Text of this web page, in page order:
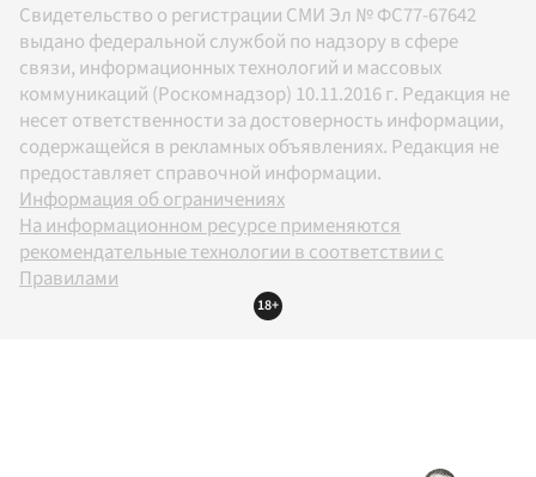
Свидетельство о регистрации СМИ Эл № ФС77-67642
выдано федеральной службой по надзору в сфере
связи, информационных технологий и массовых
коммуникаций (Роскомнадзор) 10.11.2016 г. Редакция не
несет ответственности за достоверность информации,
содержащейся в рекламных объявлениях. Редакция не
предоставляет справочной информации.
Информация об ограничениях
На информационном ресурсе применяются
рекомендательные технологии в соответствии с
Правилами
18+